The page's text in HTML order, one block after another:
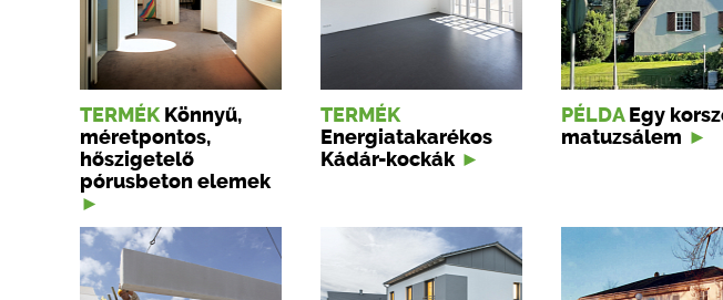
TERMÉK Könnyű,
méretpontos,
hőszigetelő
pórusbeton elemek
TERMÉK
Energiatakarékos
Kádár-kockák
PÉLDA Egy
matuzsálem